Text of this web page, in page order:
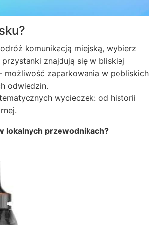
komunikacją miejską, wybierz
znajdują się w bliskiej
możliwość zaparkowania w pobliskich
odwiedzin.
wycieczek: od historii
lokalnych przewodnikach?